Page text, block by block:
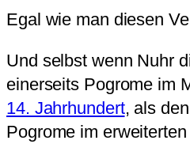
Egal wie man diesen
Und selbst wenn Nuhr
einerseits Pogrome im
14. Jahrhundert, als
Pogrome im